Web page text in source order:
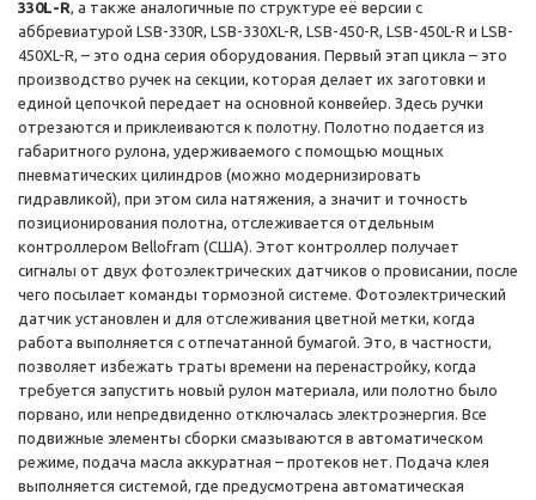
330L-R, а также аналогичные по структуре её версии с
аббревиатурой LSB-330R, LSB-330XL-R, LSB-450-R, LSB-450L-R и LSB-
450XL-R, – это одна серия оборудования. Первый этап цикла – это
производство ручек на секции, которая делает их заготовки и
единой цепочкой передает на основной конвейер. Здесь ручки
отрезаются и приклеиваются к полотну. Полотно подается из
габаритного рулона, удерживаемого с помощью мощных
пневматических цилиндров (можно модернизировать
гидравликой), при этом сила натяжения, а значит и точность
позиционирования полотна, отслеживается отдельным
контроллером Bellofram (США). Этот контроллер получает
сигналы от двух фотоэлектрических датчиков о провисании, после
чего посылает команды тормозной системе. Фотоэлектрический
датчик установлен и для отслеживания цветной метки, когда
работа выполняется с отпечатанной бумагой. Это, в частности,
позволяет избежать траты времени на перенастройку, когда
требуется запустить новый рулон материала, или полотно было
порвано, или непредвиденно отключалась электроэнергия. Все
подвижные элементы сборки смазываются в автоматическом
режиме, подача масла аккуратная – протеков нет. Подача клея
выполняется системой, где предусмотрена автоматическая